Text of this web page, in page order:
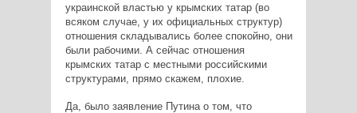
украинской властью у крымских татар (во
всяком случае, у их официальных структур)
отношения складывались более спокойно, они
были рабочими. А сейчас отношения
крымских татар с местными российскими
структурами, прямо скажем, плохие.
Да, было заявление Путина о том, что